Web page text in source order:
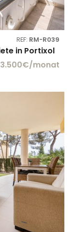
REF: RM-R039
in Portixol
3.500€/monat